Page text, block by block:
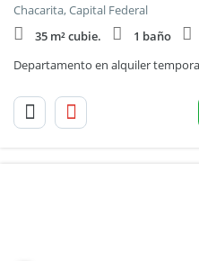
Chacarita, Capital Federal
35 m² cubie.
1 baño
Departamento en alquiler